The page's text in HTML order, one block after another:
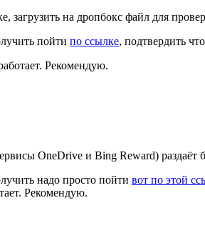
загрузить на дропбокс файл для
пойти по ссылке, подтвердить
Рекомендую.
OneDrive и Bing Reward) раздаёт
надо просто пойти вот по этой
Рекомендую.